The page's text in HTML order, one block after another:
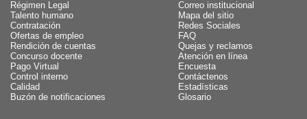
Régimen Legal
Talento humano
Contratación
Ofertas de empleo
Rendición de cuentas
Concurso docente
Pago Virtual
Control interno
Calidad
Buzón de notificaciones
Correo institucional
Mapa del sitio
Redes Sociales
FAQ
Quejas y reclamos
Atención en línea
Encuesta
Contáctenos
Estadísticas
Glosario